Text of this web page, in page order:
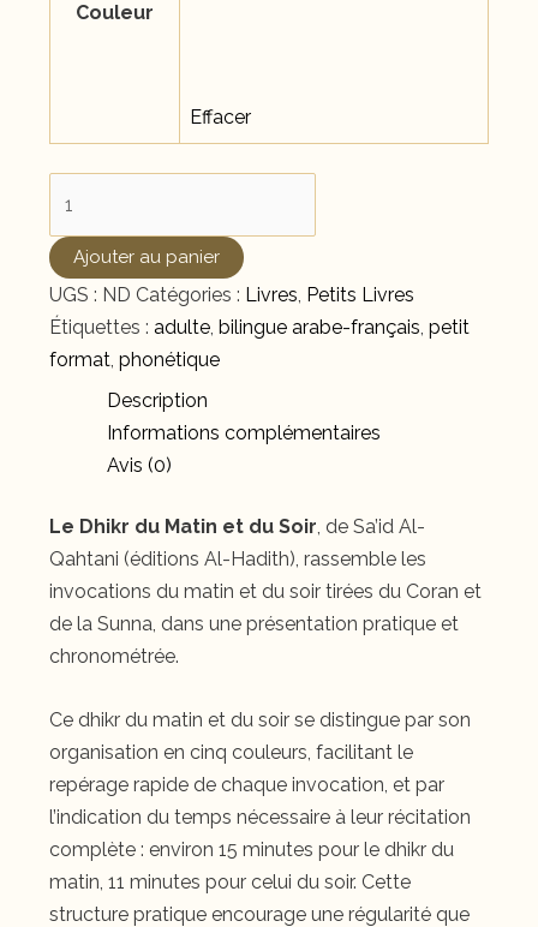
Couleur
Effacer
Le
Dhikr
du
Matin
Ajouter au panier
UGS : ND Catégories : Livres, Petits Livres
Étiquettes : adulte, bilingue arabe-français, petit
format, phonétique
Description
Informations complémentaires
Avis (0)
Le Dhikr du Matin et du Soir, de Sa’id Al-
Qahtani (éditions Al-Hadith), rassemble les
invocations du matin et du soir tirées du Coran et
de la Sunna, dans une présentation pratique et
chronométrée.
Ce dhikr du matin et du soir se distingue par son
organisation en cinq couleurs, facilitant le
repérage rapide de chaque invocation, et par
l’indication du temps nécessaire à leur récitation
complète : environ 15 minutes pour le dhikr du
matin, 11 minutes pour celui du soir. Cette
structure pratique encourage une régularité que